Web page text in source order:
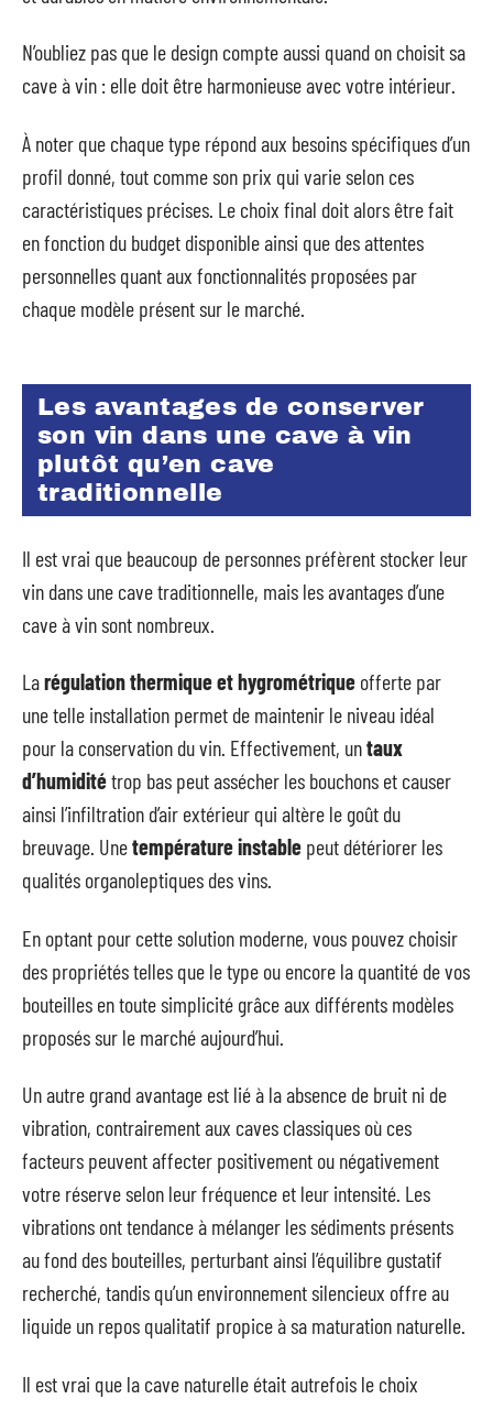
N’oubliez pas que le design compte aussi quand on choisit sa
cave à vin : elle doit être harmonieuse avec votre intérieur.
À noter que chaque type répond aux besoins spécifiques d’un
profil donné, tout comme son prix qui varie selon ces
caractéristiques précises. Le choix final doit alors être fait
en fonction du budget disponible ainsi que des attentes
personnelles quant aux fonctionnalités proposées par
chaque modèle présent sur le marché.
Les avantages de conserver
son vin dans une cave à vin
plutôt qu’en cave
traditionnelle
Il est vrai que beaucoup de personnes préfèrent stocker leur
vin dans une cave traditionnelle, mais les avantages d’une
cave à vin sont nombreux.
Larégulation thermique et hygrométrique offerte par
une telle installation permet de maintenir le niveau idéal
pour la conservation du vin. Effectivement, untaux
d’humiditétrop bas peut assécher les bouchons et causer
ainsi l’infiltration d’air extérieur qui altère le goût du
breuvage. Unetempérature instable peut détériorer les
qualités organoleptiques des vins.
En optant pour cette solution moderne, vous pouvez choisir
des propriétés telles que le type ou encore la quantité de vos
bouteilles en toute simplicité grâce aux différents modèles
proposés sur le marché aujourd’hui.
Un autre grand avantage est lié à la absence de bruit ni de
vibration, contrairement aux caves classiques où ces
facteurs peuvent affecter positivement ou négativement
votre réserve selon leur fréquence et leur intensité. Les
vibrations ont tendance à mélanger les sédiments présents
au fond des bouteilles, perturbant ainsi l’équilibre gustatif
recherché, tandis qu’un environnement silencieux offre au
liquide un repos qualitatif propice à sa maturation naturelle.
Il est vrai que la cave naturelle était autrefois le choix